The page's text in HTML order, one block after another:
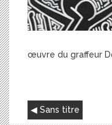
œuvre du graffeur
NAVIGATION
DE
Sans titre